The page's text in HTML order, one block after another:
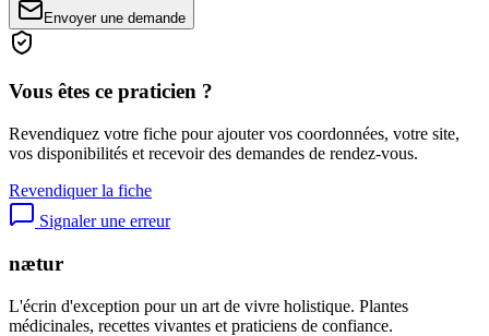
Envoyer une demande
Vous êtes ce praticien ?
Revendiquez votre fiche pour ajouter vos coordonnées, votre site,
vos disponibilités et recevoir des demandes de rendez-vous.
Revendiquer la fiche
Signaler une erreur
nætur
L'écrin d'exception pour un art de vivre holistique. Plantes
médicinales, recettes vivantes et praticiens de confiance.